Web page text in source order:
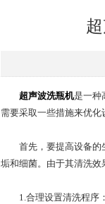
超声波洗瓶机是一种
需要采取一些措施来优
首先，要提高设备的生
垢和细菌。由于其清洗
1.合理设置清洗程序：